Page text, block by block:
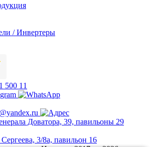
/ Инвертеры
500 11
Доватора, 39, павильоны 29
3/8а, павильон 16